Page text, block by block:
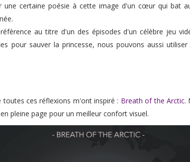
une certaine poésie à cette image d'un cœur qui bat
au titre d'un des épisodes d'un célèbre jeu
pour sauver la princesse, nous pouvons aussi
toutes ces réflexions m'ont inspiré : Breath of the Arctic.
pleine page pour un meilleur confort visuel.